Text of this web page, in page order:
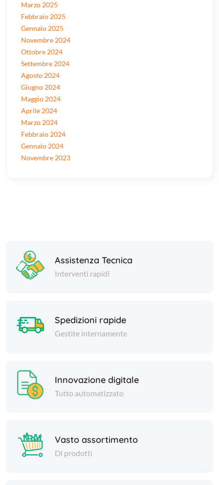
Marzo 2025
Febbraio 2025
Gennaio 2025
Novembre 2024
Ottobre 2024
Settembre 2024
Agosto 2024
Giugno 2024
Maggio 2024
Aprile 2024
Marzo 2024
Febbraio 2024
Gennaio 2024
Novembre 2023
Assistenza Tecnica
Interventi rapidi
Spedizioni rapide
Gestite internamente
Innovazione digitale
Tutto automatizzato
Vasto assortimento
Di prodotti